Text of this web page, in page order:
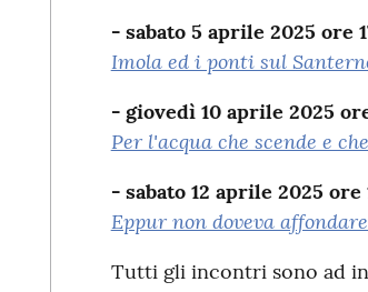
- sabato 5 aprile 2025 ore
Imola ed i ponti sul
- giovedì 10 aprile 2025
Per l'acqua che scende e
- sabato 12 aprile 2025 ore
Eppur non doveva
Tutti gli incontri sono ad